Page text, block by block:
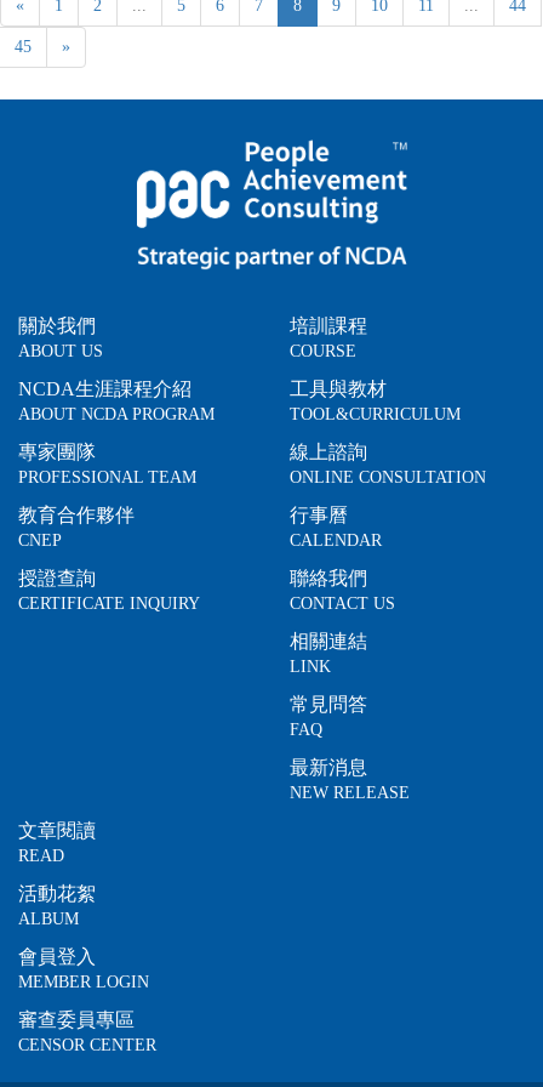
« 1 2 ... 5 6 7 8 9 10 11 ... 44
45 »
關於我們
ABOUT US
NCDA生涯課程介紹
ABOUT NCDA PROGRAM
專家團隊
PROFESSIONAL TEAM
教育合作夥伴
CNEP
授證查詢
CERTIFICATE INQUIRY
培訓課程
COURSE
工具與教材
TOOL&CURRICULUM
線上諮詢
ONLINE CONSULTATION
行事曆
CALENDAR
聯絡我們
CONTACT US
相關連結
LINK
常見問答
FAQ
最新消息
NEW RELEASE
文章閱讀
READ
活動花絮
ALBUM
會員登入
MEMBER LOGIN
審查委員專區
CENSOR CENTER